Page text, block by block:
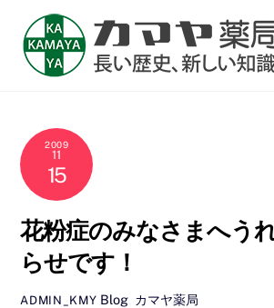
content
2009
11
15
花粉症のみなさまへう
らせです！
ADMIN_KMY Blog カマヤ薬局